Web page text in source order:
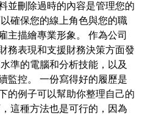
並刪除過時的內容是管理您的
確保您的線上角色與您的職
主描繪專業形象。 作為公司
務表現和支援財務決策方面發
準的電腦和分析技能，以及
監控。 一份寫得好的履歷是
的例子可以幫助你整理自己的
這種方法也是可行的，因為